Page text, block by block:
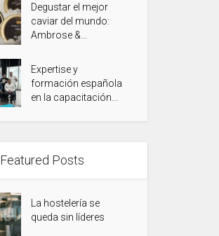
Degustar el mejor
caviar del mundo:
Ambrose &...
Expertise y
formación española
en la capacitación...
Featured Posts
La hostelería se
queda sin líderes